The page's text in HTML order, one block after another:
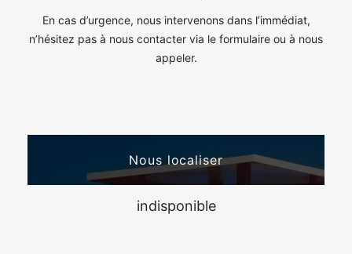
En cas d’urgence, nous intervenons dans l’immédiat,
n’hésitez pas à nous contacter via le formulaire ou à nous
appeler.
Nous localiser
indisponible